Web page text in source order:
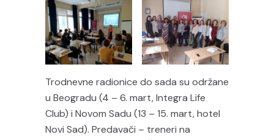
Trodnevne radionice do sada su održane
u Beogradu (4 – 6. mart, Integra Life
Club) i Novom Sadu (13 – 15. mart, hotel
Novi Sad). Predavači – treneri na